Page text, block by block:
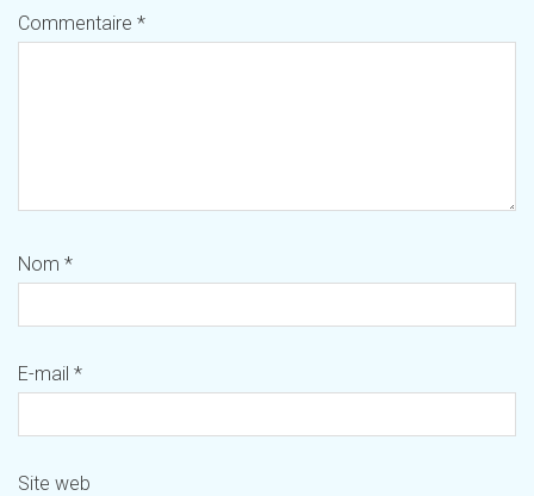
Commentaire *
Nom *
E-mail *
Site web